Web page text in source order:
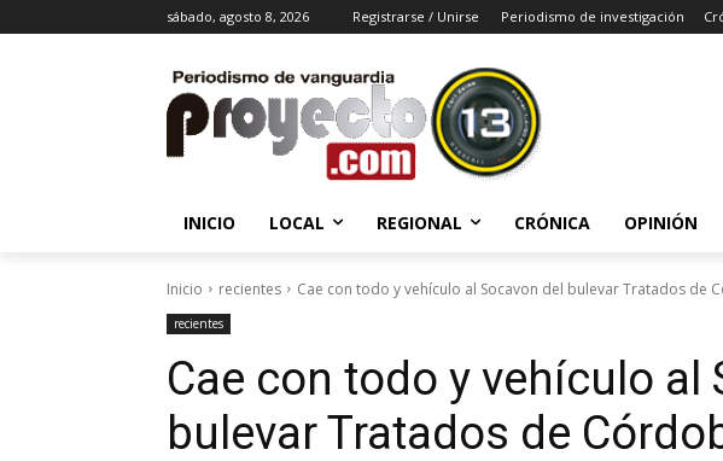
sábado, agosto 8, 2026 Registrarse / Unirse Periodismo de investigación
INICIO LOCAL REGIONAL CRÓNICA OPINIÓN
Inicio recientes Cae con todo y vehículo al Socavon del bulevar Tratados de
recientes
Cae con todo y vehículo al
bulevar Tratados de